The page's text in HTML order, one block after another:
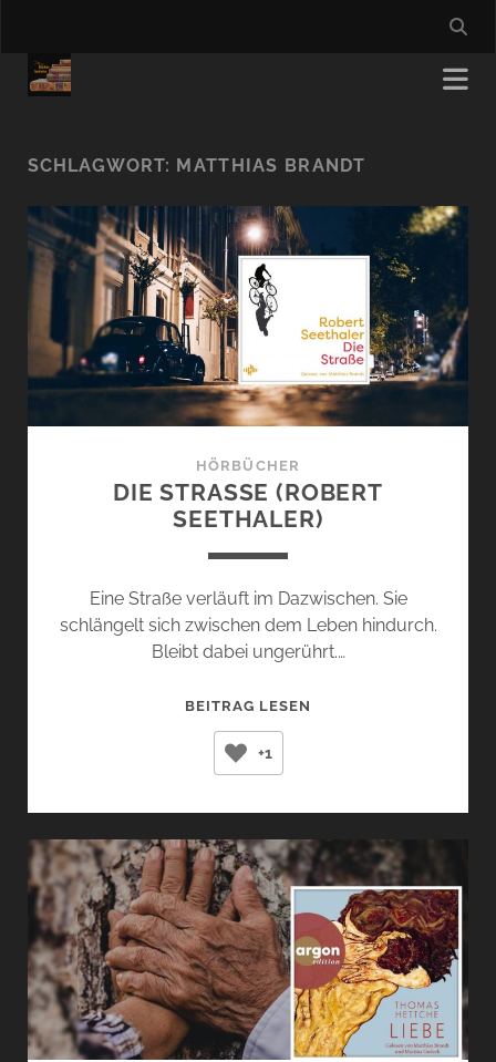
SCHLAGWORT: MATTHIAS BRANDT
HÖRBÜCHER
DIE STRASSE (ROBERT S
EETHALER)
Eine Straße verläuft im Dazwischen. Sie
schlängelt sich zwischen dem Leben hindurch.
Bleibt dabei ungerührt.…
BEITRAG LESEN
+1